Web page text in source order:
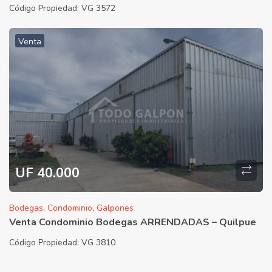
Código Propiedad: VG 3572
Venta
UF 40.000
Bodegas, Condominio, Galpones
Venta Condominio Bodegas ARRENDADAS – Quilpue
Código Propiedad: VG 3810